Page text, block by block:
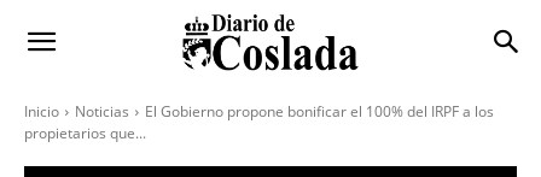
Inicio Noticias
El Gobierno propone bonificar el 100% del IRPF a los
propietarios que...